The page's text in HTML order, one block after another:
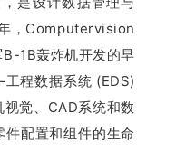
，Computervision
1B轰炸机开发的早
程数据系统 (EDS)
觉、CAD系统和数
配置和组件的生命